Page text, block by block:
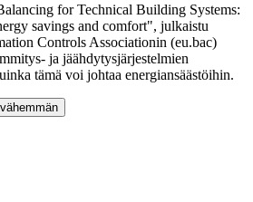
for Technical Building Systems:
savings and comfort", julkaistu
Controls Associationin (eu.bac)
ja jäähdytysjärjestelmien
tämä voi johtaa energiansäästöihin.